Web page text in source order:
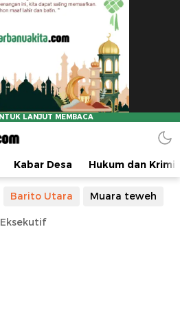
Kabar Desa Hukum dan
Barito Utara Muara teweh
Eksekutif